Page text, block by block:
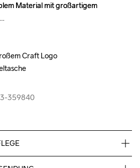
Material mit großartigem
Craft Logo
359840
Material mit großartigem
Craft Logo
359840
12% Elastan